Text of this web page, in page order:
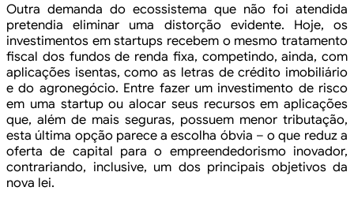
Outra demanda do ecossistema que não foi atendida
pretendia eliminar uma distorção evidente. Hoje, os
investimentos em startups recebem o mesmo tratamento
fiscal dos fundos de renda fixa, competindo, ainda, com
aplicações isentas, como as letras de crédito imobiliário
e do agronegócio. Entre fazer um investimento de risco
em uma startup ou alocar seus recursos em aplicações
que, além de mais seguras, possuem menor tributação,
esta última opção parece a escolha óbvia – o que reduz a
oferta de capital para o empreendedorismo inovador,
contrariando, inclusive, um dos principais objetivos da
nova lei.